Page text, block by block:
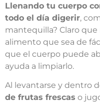
Llenando tu cuerpo
todo el día digerir,
mantequilla? Claro
alimento que sea de
que el cuerpo puede
ayuda a limpiarlo.
Al levantarse y dentro
de frutas frescas o